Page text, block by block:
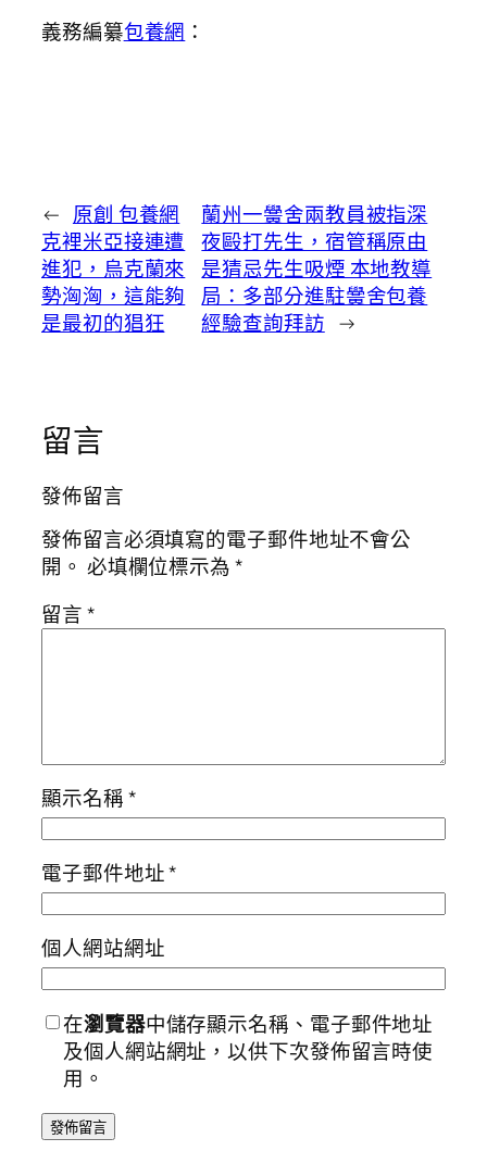
義務編纂包養網 ：
← 原創 包養網
克裡米亞接連遭
進犯，烏克蘭來
勢洶洶，這能夠
是最初的猖狂
蘭州一黌舍兩教員被指深
夜毆打先生，宿管稱原由
是猜忌先生吸煙 本地教導
局：多部分進駐黌舍包養
經驗查詢拜訪 →
留言
發佈留言
發佈留言必須填寫的電子郵件地址不會公
開。 必填欄位標示為*
留言*
顯示名稱*
電子郵件地址*
個人網站網址
在瀏覽器中儲存顯示名稱、電子郵件地址
及個人網站網址，以供下次發佈留言時使
用。